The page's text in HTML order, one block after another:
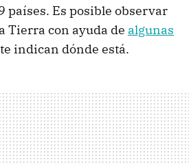
países. Es posible observar
Tierra con ayuda de algunas
indican dónde está.